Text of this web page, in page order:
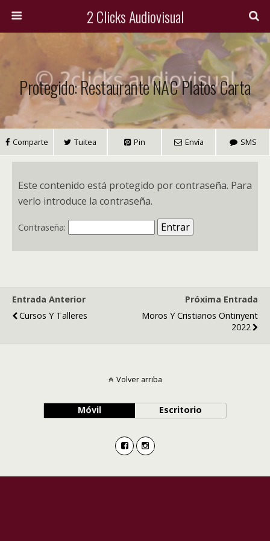
2 Clicks Audiovisual
Protegido: Restaurante NAC Platos Carta
Comparte Tuitea Pin Envía SMS
Este contenido está protegido por contraseña. Para
verlo introduce la contraseña.
Contraseña:
Entrada Anterior
Cursos Y Talleres
Próxima Entrada
Moros Y Cristianos Ontinyent
2022
Volver arriba
Móvil Escritorio